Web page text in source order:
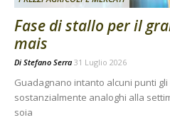
Fase di stallo per il
mais
Di Stefano Serra 31 Luglio 2026
Guadagnano intanto alcuni punti
sostanzialmente analoghi alla
soia